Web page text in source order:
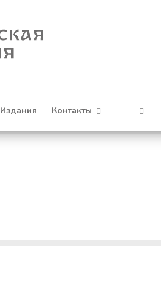
Издания Контакты